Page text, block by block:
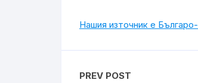
Нашия източник е
PREV POST